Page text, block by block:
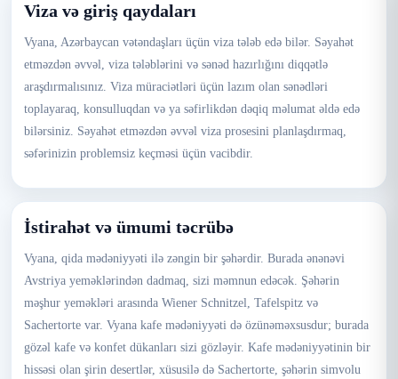
Viza və giriş qaydaları
Vyana, Azərbaycan vətəndaşları üçün viza tələb edə bilər. Səyahət
etməzdən əvvəl, viza tələblərini və sənəd hazırlığını diqqətlə
araşdırmalısınız. Viza müraciətləri üçün lazım olan sənədləri
toplayaraq, konsulluqdan və ya səfirlikdən dəqiq məlumat əldə edə
bilərsiniz. Səyahət etməzdən əvvəl viza prosesini planlaşdırmaq,
səfərinizin problemsiz keçməsi üçün vacibdir.
İstirahət və ümumi təcrübə
Vyana, qida mədəniyyəti ilə zəngin bir şəhərdir. Burada ənənəvi
Avstriya yeməklərindən dadmaq, sizi məmnun edəcək. Şəhərin
məşhur yeməkləri arasında Wiener Schnitzel, Tafelspitz və
Sachertorte var. Vyana kafe mədəniyyəti də özünəməxsusdur; burada
gözəl kafe və konfet dükanları sizi gözləyir. Kafe mədəniyyətinin bir
hissəsi olan şirin desertlər, xüsusilə də Sachertorte, şəhərin simvolu